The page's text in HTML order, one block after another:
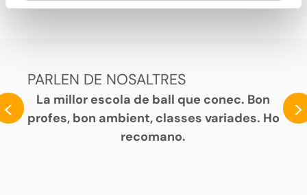
PARLEN DE NOSALTRES
<
La millor escola de ball que conec. Bon
profes, bon ambient, classes variades. Ho
recomano.
>